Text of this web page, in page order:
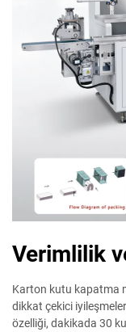
Verimlilik
Karton kutu kapatma
dikkat çekici
özelliği, dakikada 30